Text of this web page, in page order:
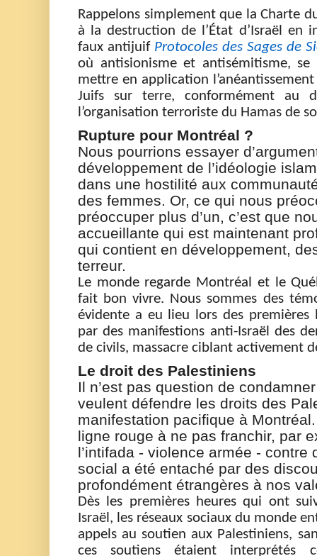
Rappelons simplement que la Charte
à la destruction de l’État d’Israël en
faux antijuif Protocoles des Sages de
où antisionisme et antisémitisme, se
mettre en application
Juifs sur terre, conformément au
l’organisation terroriste du Hamas de
Rupture pour Montréal ?
Nous pourrions essayer
développement de l’idéologie
dans une hostilité aux
des femmes. Or, ce qui nous
préoccuper plus d’un, c’est que
accueillante qui est maintenant
qui contient en développement,
terreur.
Le monde regarde Montréal et le
fait bon vivre. Nous sommes des
évidente a eu lieu lorsdes premières
pardes manifestions anti-Israël des
de civils, massacre ciblant activement
Le droit des Palestiniens
Il n’est pas question de
veulent défendre les droits des
manifestation pacifique à
ligne rouge à ne pas franchir, par
l’intifada - violence armée - contre
social a été entaché par des
profondément étrangères à nos
Dès les premières heures qui ont
Israël, les réseaux sociaux du monde
appels au soutien aux Palestiniens,
ces soutiens étaient interprétés